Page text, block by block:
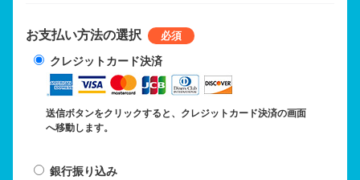
お支払い方法の選択
クレジットカード決済
送信ボタンをクリックすると、クレジットカード決済の画面
へ移動します。
銀行振り込み